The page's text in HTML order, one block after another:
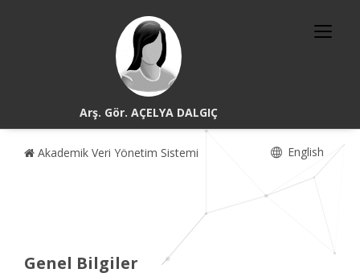
Arş. Gör. AÇELYA DALGIÇ
Akademik Veri Yönetim Sistemi English
Genel Bilgiler